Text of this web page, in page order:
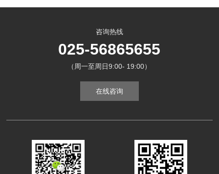
咨询热线
025-56865655
（周一至周日9:00- 19:00）
在线咨询